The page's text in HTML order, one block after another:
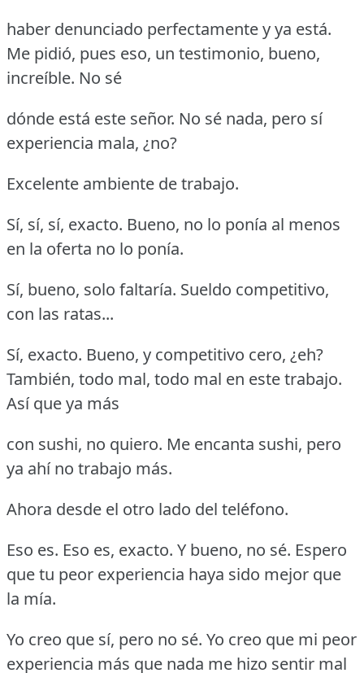
haber denunciado perfectamente y ya está.
Me pidió, pues eso, un testimonio, bueno,
increíble. No sé
dónde está este señor. No sé nada, pero sí
experiencia mala, ¿no?
Excelente ambiente de trabajo.
Sí, sí, sí, exacto. Bueno, no lo ponía al menos
en la oferta no lo ponía.
Sí, bueno, solo faltaría. Sueldo competitivo,
con las ratas...
Sí, exacto. Bueno, y competitivo cero, ¿eh?
También, todo mal, todo mal en este trabajo.
Así que ya más
con sushi, no quiero. Me encanta sushi, pero
ya ahí no trabajo más.
Ahora desde el otro lado del teléfono.
Eso es. Eso es, exacto. Y bueno, no sé. Espero
que tu peor experiencia haya sido mejor que
la mía.
Yo creo que sí, pero no sé. Yo creo que mi peor
experiencia más que nada me hizo sentir mal